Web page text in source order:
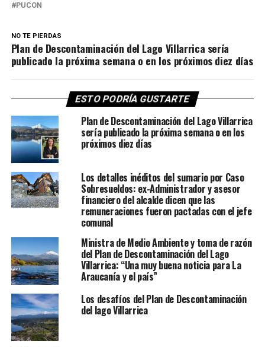
PUCON
NO TE PIERDAS
Plan de Descontaminación del Lago Villarrica sería
publicado la próxima semana o en los próximos diez días
ESTO PODRÍA GUSTARTE
Plan de Descontaminación del Lago Villarrica
sería publicado la próxima semana o en los
próximos diez días
Los detalles inéditos del sumario por Caso
Sobresueldos: ex-Administrador y asesor
financiero del alcalde dicen que las
remuneraciones fueron pactadas con el jefe
comunal
Ministra de Medio Ambiente y toma de razón
del Plan de Descontaminación del Lago
Villarrica: “Una muy buena noticia para La
Araucanía y el país”
Los desafíos del Plan de Descontaminación
del lago Villarrica